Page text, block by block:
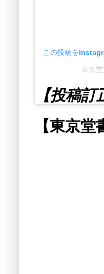
この投稿を
東京
【投稿
【東京